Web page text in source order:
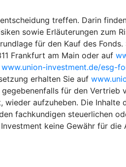
treffen. Darin
sowie Erläuterungen zum
für den Kauf des
Frankfurt am Main oder auf
www.union-investment.de/esg-
erhalten Sie auf
für den Vertrieb
aufzuheben. Die Inhalte
fachkundigen steuerlichen
keine Gewähr für